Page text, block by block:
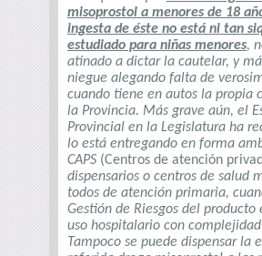
misoprostol a menores de 18
ingesta de éste no está ni tan
estudiado para niñas menores,
atinado a dictar la cautelar, y
niegue alegando falta de
cuando tiene en autos la propia
la Provincia. Más grave aún, el
Provincial en la Legislatura ha
lo está entregando en forma
CAPS (Centros de atención
dispensarios o centros de salud
todos de atención primaria,
Gestión de Riesgos del producto
uso hospitalario con
Tampoco se puede dispensar la